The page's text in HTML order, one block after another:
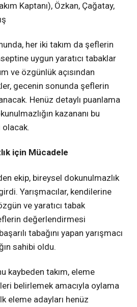
Kaptanı), Özkan, Çağatay,
her iki takım da şeflerin
uygun yaratıcı tabaklar
ve özgünlük açısından
gecenin sonunda şeflerin
Henüz detaylı puanlama
kazananı bu
için Mücadele
ekip, bireysel dokunulmazlık
Yarışmacılar, kendilerine
ve yaratıcı tabak
değerlendirmesi
tabağını yapan yarışmacı
sahibi oldu.
kaybeden takım, eleme
belirlemek amacıyla oylama
eleme adayları henüz